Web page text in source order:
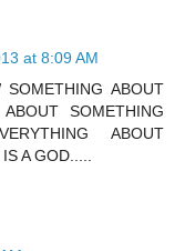
at 8:09 AM
SOMETHING ABOUT
SOMETHING
ABOUT
A GOD.....